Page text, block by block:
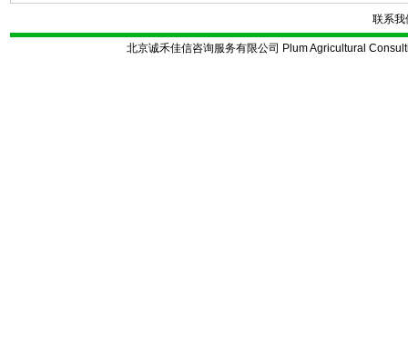
联系我
北京诚禾佳信咨询服务有限公司 Plum Agricultural